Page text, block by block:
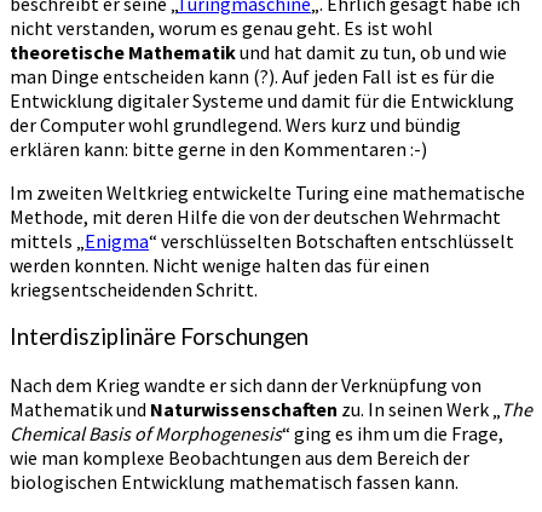
nicht verstanden, worum es genau geht. Es ist wohl
theoretische Mathematikund hat damit zu tun, ob und wie
man Dinge entscheiden kann (?). Auf jeden Fall ist es für die
Entwicklung digitaler Systeme und damit für die Entwicklung
der Computer wohl grundlegend. Wers kurz und bündig
erklären kann: bitte gerne in den Kommentaren :-)
Im zweiten Weltkrieg entwickelte Turing eine mathematische
Methode, mit deren Hilfe die von der deutschen Wehrmacht
mittels „ Enigma“ verschlüsselten Botschaften entschlüsselt
werden konnten. Nicht wenige halten das für einen
kriegsentscheidenden Schritt.
Interdisziplinäre Forschungen
Nach dem Krieg wandte er sich dann der Verknüpfung von
Mathematik und Naturwissenschaften zu. In seinen Werk „ The
Chemical Basis of Morphogenesis“ ging es ihm um die Frage,
wie man komplexe Beobachtungen aus dem Bereich der
biologischen Entwicklung mathematisch fassen kann.